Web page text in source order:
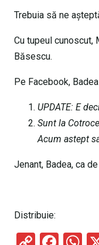
Trebuia să ne
Cu tupeul cunoscut,
Băsescu.
Pe Facebook,
UPDATE: E
Sunt la
Acum astept
Jenant, Badea, ca
Distribuie: